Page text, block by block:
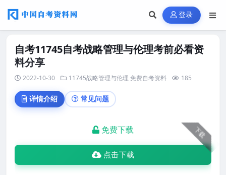
登录
自考11745自考战略管理与伦理考前必看资
料分享
2022-10-30 11745战略管理与伦理 免费自考资料 185
详情介绍 常见问题
下载
免费下载
点击下载